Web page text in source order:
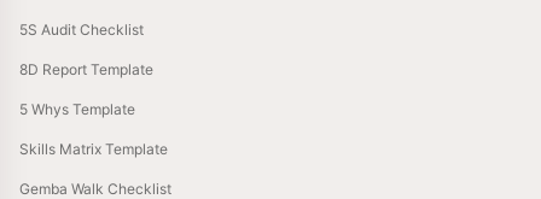
5S Audit Checklist
8D Report Template
5 Whys Template
Skills Matrix Template
Gemba Walk Checklist